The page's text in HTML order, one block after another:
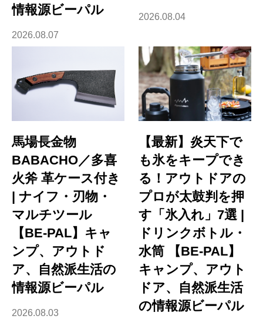
情報源ビーパル
2026.08.07
2026.08.04
馬場長金物
BABACHO／多喜
火斧 革ケース付き
| ナイフ・刃物・
マルチツール
【BE-PAL】キャ
ンプ、アウトド
ア、自然派生活の
情報源ビーパル
2026.08.03
【最新】炎天下で
も氷をキープでき
る！アウトドアの
プロが太鼓判を押
す「氷入れ」7選 |
ドリンクボトル・
水筒 【BE-PAL】
キャンプ、アウト
ドア、自然派生活
の情報源ビーパル